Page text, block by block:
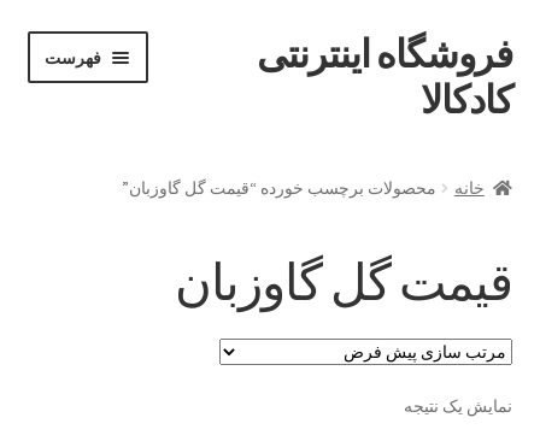
پرش
به
ناوبری
پرش
به
محتوا
فروشگاه اینترنتی
کادکالا
فهرست
Demo V
Demo VI
Infographic
خانه محصولات برچسب خورده “قیمت گل گاوزبان”
قیمت گل گاوزبان
نمایش یک نتیجه